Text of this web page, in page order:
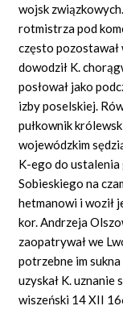
wojsk
rotmistrza pod
często pozostawał
dowodził K.
posłował jako
izby poselskiej.
pułkownik
wojewódzkim
K-ego do ustalenia
Sobieskiego na
hetmanowi i woził
kor. Andrzeja
zaopatrywał we
potrzebne im
uzyskał K.
wiszeński 14 XII